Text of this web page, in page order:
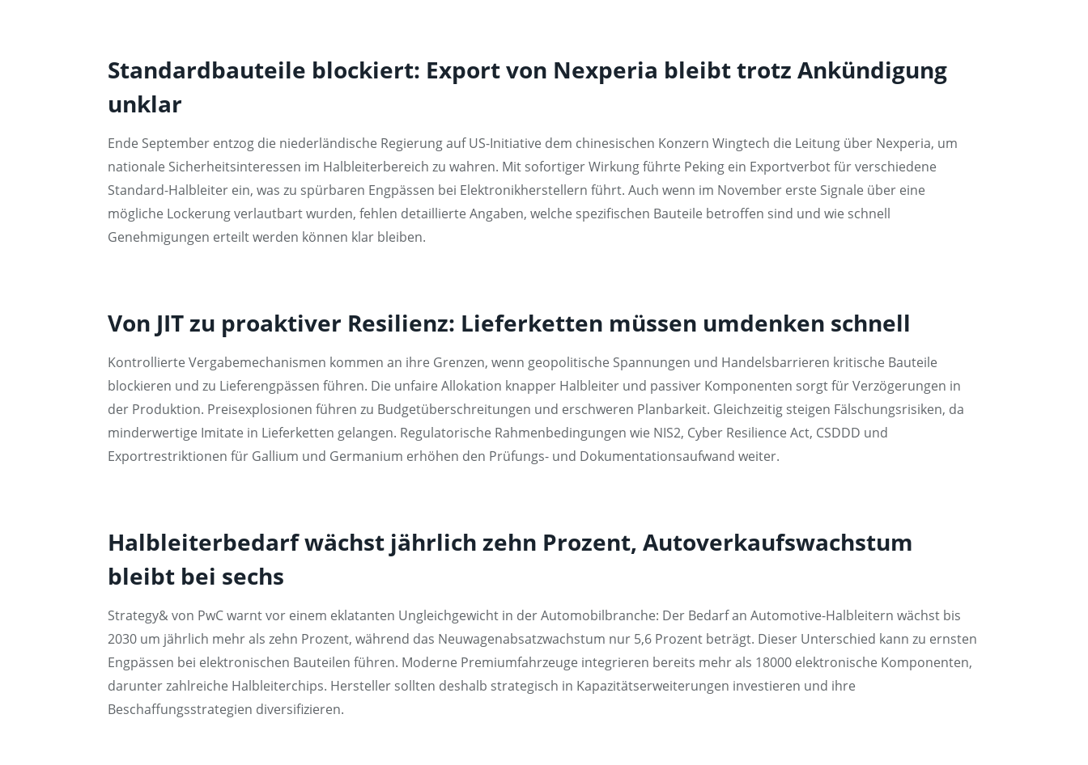
Standardbauteile blockiert: Export von Nexperia bleibt trotz Ankündigung
unklar
Ende September entzog die niederländische Regierung auf US-Initiative dem chinesischen Konzern Wingtech die Leitung über Nexperia, um
nationale Sicherheitsinteressen im Halbleiterbereich zu wahren. Mit sofortiger Wirkung führte Peking ein Exportverbot für verschiedene
Standard-Halbleiter ein, was zu spürbaren Engpässen bei Elektronikherstellern führt. Auch wenn im November erste Signale über eine
mögliche Lockerung verlautbart wurden, fehlen detaillierte Angaben, welche spezifischen Bauteile betroffen sind und wie schnell
Genehmigungen erteilt werden können klar bleiben.
Von JIT zu proaktiver Resilienz: Lieferketten müssen umdenken schnell
Kontrollierte Vergabemechanismen kommen an ihre Grenzen, wenn geopolitische Spannungen und Handelsbarrieren kritische Bauteile
blockieren und zu Lieferengpässen führen. Die unfaire Allokation knapper Halbleiter und passiver Komponenten sorgt für Verzögerungen in
der Produktion. Preisexplosionen führen zu Budgetüberschreitungen und erschweren Planbarkeit. Gleichzeitig steigen Fälschungsrisiken, da
minderwertige Imitate in Lieferketten gelangen. Regulatorische Rahmenbedingungen wie NIS2, Cyber Resilience Act, CSDDD und
Exportrestriktionen für Gallium und Germanium erhöhen den Prüfungs- und Dokumentationsaufwand weiter.
Halbleiterbedarf wächst jährlich zehn Prozent, Autoverkaufswachstum
bleibt bei sechs
Strategy& von PwC warnt vor einem eklatanten Ungleichgewicht in der Automobilbranche: Der Bedarf an Automotive-Halbleitern wächst bis
2030 um jährlich mehr als zehn Prozent, während das Neuwagenabsatzwachstum nur 5,6 Prozent beträgt. Dieser Unterschied kann zu ernsten
Engpässen bei elektronischen Bauteilen führen. Moderne Premiumfahrzeuge integrieren bereits mehr als 18000 elektronische Komponenten,
darunter zahlreiche Halbleiterchips. Hersteller sollten deshalb strategisch in Kapazitätserweiterungen investieren und ihre
Beschaffungsstrategien diversifizieren.